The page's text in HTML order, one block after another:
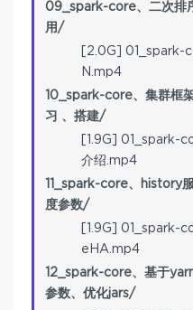
09_spark-core、二次排
用/
[2.0G] 01_spark-
N.mp4
10_spark-core、集群框
习 、搭建/
[1.9G] 01_spark-
介绍.mp4
11_spark-core、history
度参数/
[1.9G] 01_spark-
eHA.mp4
12_spark-core、基于
参数、优化jars/